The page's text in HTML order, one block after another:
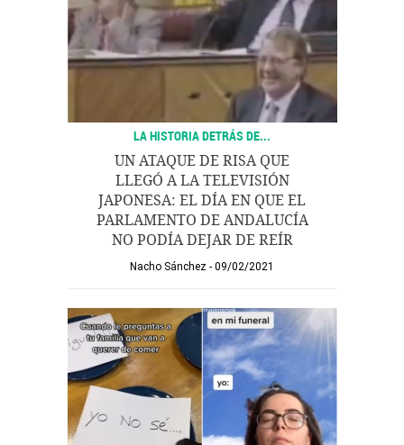
LA HISTORIA DETRÁS DE...
UN ATAQUE DE RISA QUE
LLEGÓ A LA TELEVISIÓN
JAPONESA: EL DÍA EN QUE EL
PARLAMENTO DE ANDALUCÍA
NO PODÍA DEJAR DE REÍR
Nacho Sánchez 09/02/2021